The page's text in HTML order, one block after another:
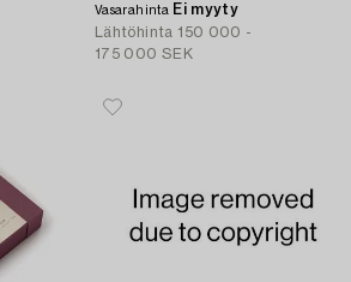
Vasarahinta Ei myyty
Lähtöhinta 150 000 -
175 000 SEK